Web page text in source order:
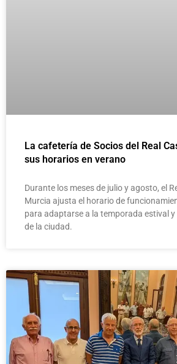
La cafetería de Socios del Real
sus horarios en verano
Durante los meses de julio y agosto, el
Murcia ajusta el horario de
para adaptarse a la temporada estival
de la ciudad.